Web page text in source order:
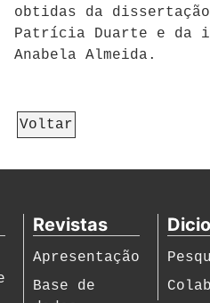
obtidas da
Patrícia Duarte e da
Anabela Almeida.
Voltar
Revistas
Apresentação
Base de